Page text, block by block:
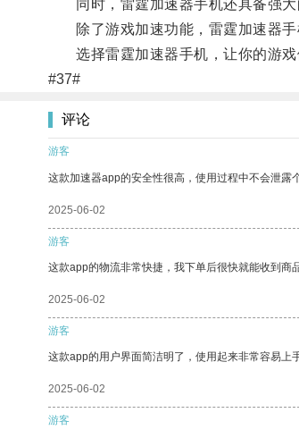
同时，雷霆加速器手机还具备强大
除了游戏加速功能，雷霆加速器手
选择雷霆加速器手机，让你的游戏
#37#
评论
游客
这款加速器app的安全性很高，使用过程中不会泄露
2025-06-02
游客
这款app的物流非常快捷，我下单后很快就能收到商品
2025-06-02
游客
这款app的用户界面简洁明了，使用起来非常容易上
2025-06-02
游客